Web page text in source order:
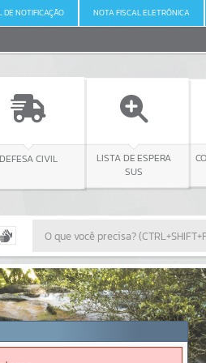
DE NOTIFICAÇÃO NOTA FISCAL ELETRÔNICA
LISTA DE ESPERA
CONSULTA LICITAÇÃO
aguarde...